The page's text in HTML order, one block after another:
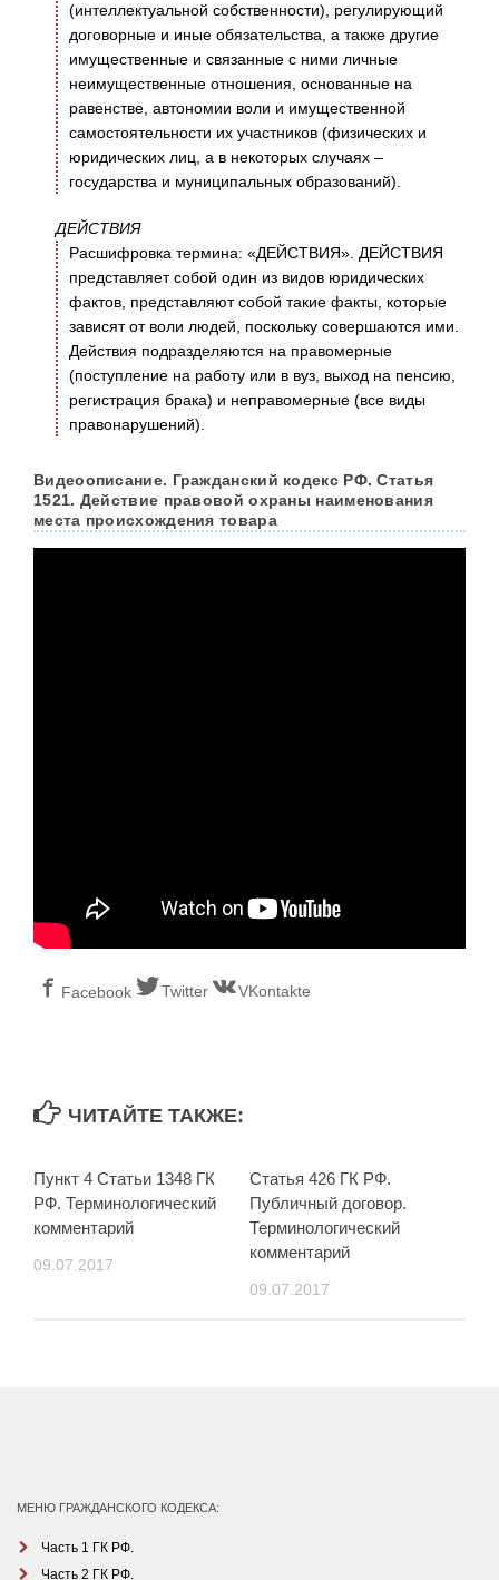
(интеллектуальной собственности), регулирующий
договорные и иные обязательства, а также другие
имущественные и связанные с ними личные
неимущественные отношения, основанные на
равенстве, автономии воли и имущественной
самостоятельности их участников (физических и
юридических лиц, а в некоторых случаях –
государства и муниципальных образований).
ДЕЙСТВИЯ
Расшифровка термина: «ДЕЙСТВИЯ». ДЕЙСТВИЯ
представляет собой один из видов юридических
фактов, представляют собой такие факты, которые
зависят от воли людей, поскольку совершаются ими.
Действия подразделяются на правомерные
(поступление на работу или в вуз, выход на пенсию,
регистрация брака) и неправомерные (все виды
правонарушений).
Видеоописание. Гражданский кодекс РФ. Статья
1521. Действие правовой охраны наименования
места происхождения товара
Facebook Twitter VKontakte
ЧИТАЙТЕ ТАКЖЕ:
Пункт 4 Статьи 1348 ГК
РФ. Терминологический
комментарий
09.07.2017
Статья 426 ГК РФ.
Публичный договор.
Терминологический
комментарий
09.07.2017
МЕНЮ ГРАЖДАНСКОГО КОДЕКСА:
Часть 1 ГК РФ.
Часть 2 ГК РФ.